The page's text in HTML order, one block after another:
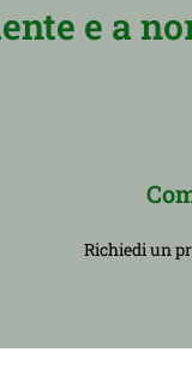
e a
Richiedi un